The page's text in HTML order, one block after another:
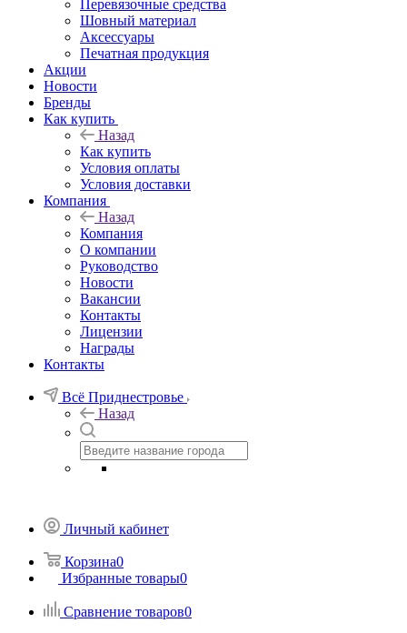
Перевязочные средства
Шовный материал
Аксессуары
Печатная продукция
Акции
Новости
Бренды
Как купить
Назад
Как купить
Условия оплаты
Условия доставки
Компания
Назад
Компания
О компании
Руководство
Новости
Вакансии
Контакты
Лицензии
Награды
Контакты
Всё Приднестровье
Назад
Личный кабинет
Корзина0
Избранные товары0
Сравнение товаров0